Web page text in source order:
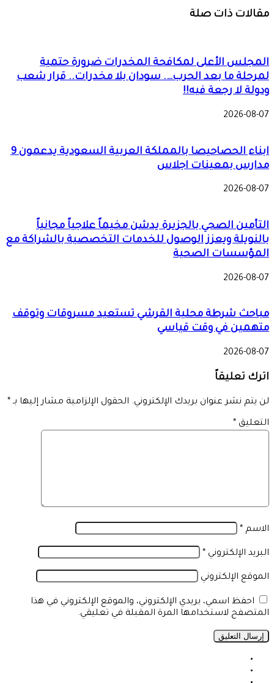
مقالات ذات صلة
المجلس الأعلى لمكافحة المخدرات ضرورة حتمية
لمرحلة ما بعد الحرب…. سودان بلا مخدرات.. قرار شعب
ودولة لا رجعة فيه!!
2026-08-07
ابناء الحصاحيصا بالمملكة العربية السعودية يدعمون 9
مدارس بمعينات اجلاس
2026-08-07
التأمين الصحي بالجزيرة يدشن مخيماً علاجياً مجانياً
بالنويلة ويعزز الوصول للخدمات التخصصية بالشراكة مع
المؤسسات الصحية
2026-08-07
مباحث شرطة محلية القرشي تستعيد مسروقات وتوقف
متهمين في وقت قياسي
2026-08-07
اترك تعليقاً
لن يتم نشر عنوان بريدك الإلكتروني. الحقول الإلزامية مشار إليها بـ *
التعليق *
الاسم *
البريد الإلكتروني *
الموقع الإلكتروني
احفظ اسمي، بريدي الإلكتروني، والموقع الإلكتروني في هذا
المتصفح لاستخدامها المرة المقبلة في تعليقي.